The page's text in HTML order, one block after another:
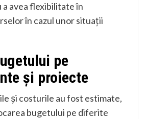
avea flexibilitate în
în cazul unor situații
pe
și proiecte
și costurile au fost estimate,
bugetului pe diferite